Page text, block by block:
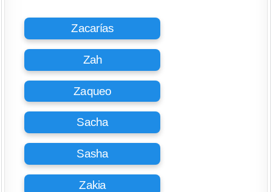
Zacarías
Zah
Zaqueo
Sacha
Sasha
Zakia